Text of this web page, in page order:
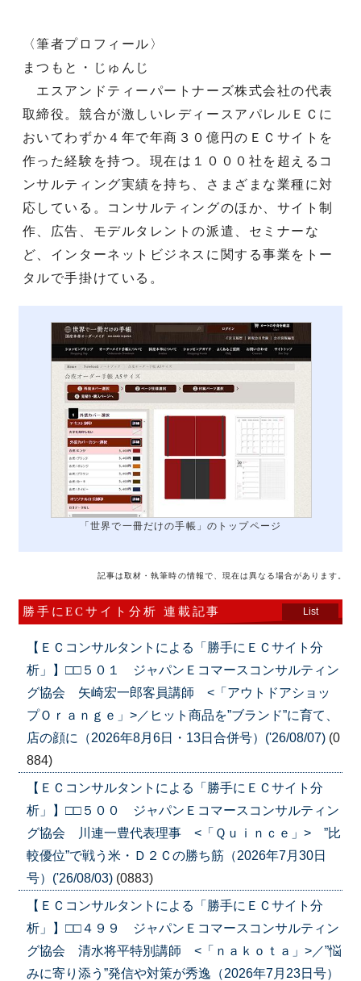
〈筆者プロフィール〉
まつもと・じゅんじ
エスアンドティーパートナーズ株式会社の代表
取締役。競合が激しいレディースアパレルＥＣに
おいてわずか４年で年商３０億円のＥＣサイトを
作った経験を持つ。現在は１０００社を超えるコ
ンサルティング実績を持ち、さまざまな業種に対
応している。コンサルティングのほか、サイト制
作、広告、モデルタレントの派遣、セミナーな
ど、インターネットビジネスに関する事業をトー
タルで手掛けている。
「世界で一冊だけの手帳」のトップページ
記事は取材・執筆時の情報で、現在は異なる場合があります。
勝手にECサイト分析 連載記事 List
【ＥＣコンサルタントによる「勝手にＥＣサイト分
析」】□□５０１ ジャパンＥコマースコンサルティン
グ協会 矢崎宏一郎客員講師 <「アウトドアショッ
プＯｒａｎｇｅ」>／ヒット商品を”ブランド”に育て、
店の顔に（2026年8月6日・13日合併号）('26/08/07) (0
884)
【ＥＣコンサルタントによる「勝手にＥＣサイト分
析」】□□５００ ジャパンＥコマースコンサルティン
グ協会 川連一豊代表理事 <「Ｑｕｉｎｃｅ」> ”比
較優位”で戦う米・Ｄ２Ｃの勝ち筋（2026年7月30日
号）('26/08/03) (0883)
【ＥＣコンサルタントによる「勝手にＥＣサイト分
析」】□□４９９ ジャパンＥコマースコンサルティン
グ協会 清水将平特別講師 <「ｎａｋｏｔａ」>／”悩
みに寄り添う”発信や対策が秀逸（2026年7月23日号）